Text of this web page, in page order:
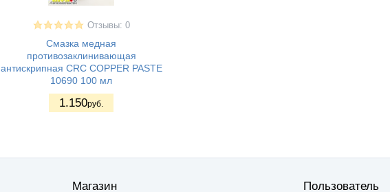
Отзывы: 0
Смазка медная
противозаклинивающая
антискрипная CRC COPPER PASTE
10690 100 мл
1.150руб.
Магазин Пользователь